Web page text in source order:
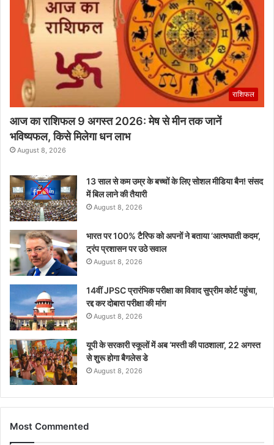
राशिफल
आज का राशिफल 9 अगस्त 2026: मेष से मीन तक जानें
भविष्यफल, किसे मिलेगा धन लाभ
August 8, 2026
13 साल से कम उम्र के बच्चों के लिए सोशल मीडिया बैन! संसद
में बिल लाने की तैयारी
August 8, 2026
भारत पर 100% टैरिफ को अपनों ने बताया ‘आत्मघाती कदम’,
ट्रंप प्रशासन पर उठे सवाल
August 8, 2026
14वीं JPSC प्रारंभिक परीक्षा का विवाद सुप्रीम कोर्ट पहुंचा,
रद्द कर दोबारा परीक्षा की मांग
August 8, 2026
यूपी के सरकारी स्कूलों में अब ‘मस्ती की पाठशाला’, 22 अगस्त
से शुरू होगा बैगलेस डे
August 8, 2026
Most Commented